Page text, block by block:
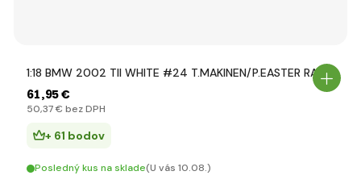
1:18 BMW 2002 TII WHITE #24 T.MAKINEN/P.EASTER RAL
61,95 €
50,37 € bez DPH
+ 61 bodov
Posledný kus na sklade(U vás 10.08.)